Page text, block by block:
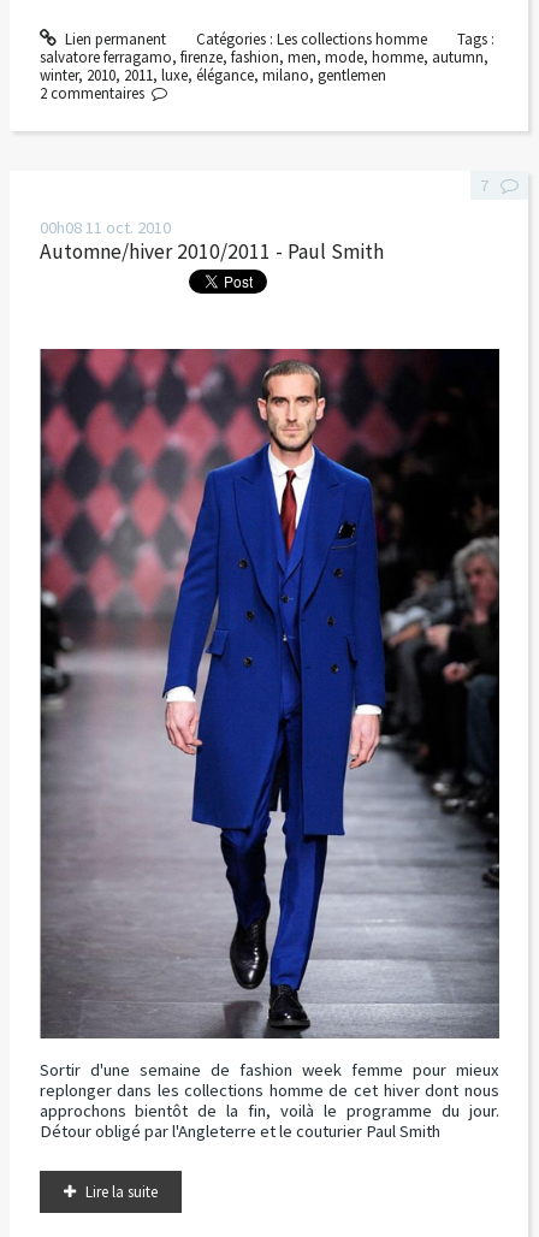
Lien permanent Catégories : Les collections homme
Tags :
salvatore ferragamo, firenze, fashion, men, mode, homme, autumn,
winter, 2010, 2011, luxe, élégance, milano, gentlemen
2 commentaires
00h0811 oct. 2010
Automne/hiver 2010/2011 - Paul Smith
Sortir d'une semaine de fashion week femme pour mieux
replonger dans les collections homme de cet hiver dont nous
approchons bientôt de la fin, voilà le programme du jour.
Détour obligé par l'Angleterre et le couturier Paul Smith
Lire la suite
7